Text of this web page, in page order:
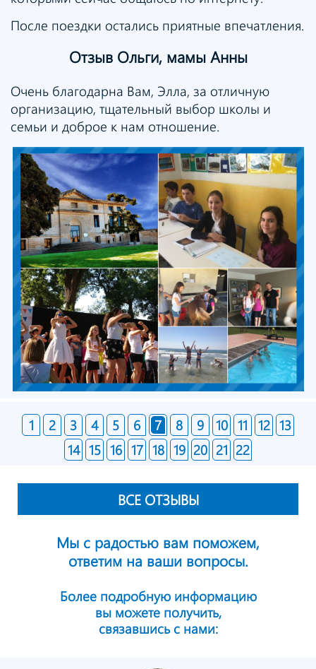
После поездки остались приятные впечатления.
Отзыв Ольги, мамы Анны
Очень благодарна Вам, Элла, за отличную
организацию, тщательный выбор школы и
семьи и доброе к нам отношение.
1 2 3 4 5 6 7 8 9 10 11 12 13
14 15 16 17 18 19 20 21 22
ВСЕ ОТЗЫВЫ
Мы с радостью вам поможем,
ответим на ваши вопросы.
Более подробную информацию
вы можете получить,
связавшись с нами: